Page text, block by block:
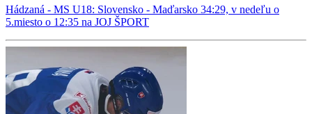
Hádzaná - MS U18: Slovensko - Maďarsko 34:29, v nedeľu o
5.miesto o 12:35 na JOJ ŠPORT